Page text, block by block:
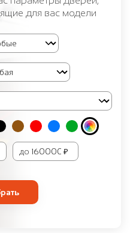
для вас модели
до ₽